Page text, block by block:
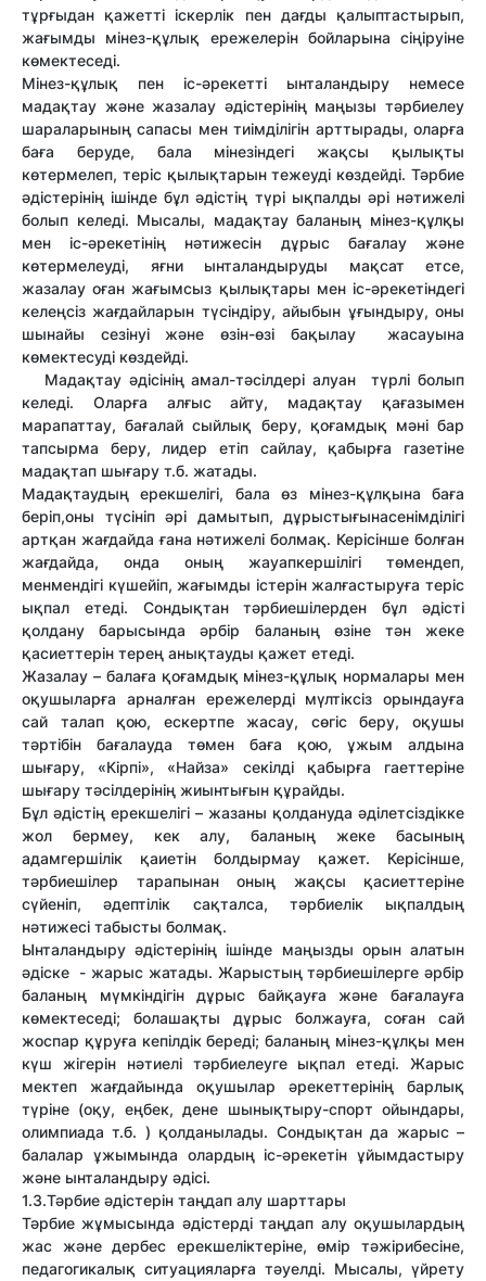
тұрғыдан қажетті іскерлік пен дағды қалыптастырып,
жағымды мінез-құлық ережелерін бойларына сіңіруіне
көмектеседі.
Мінез-құлық пен іс-әрекетті ынталандыру немесе
мадақтау және жазалау әдістерінің маңызы тәрбиелеу
шараларының сапасы мен тиімділігін арттырады, оларға
баға беруде, бала мінезіндегі жақсы қылықты
көтермелеп, теріс қылықтарын тежеуді көздейді. Тәрбие
әдістерінің ішінде бұл әдістің түрі ықпалды әрі нәтижелі
болып келеді. Мысалы, мадақтау баланың мінез-құлқы
мен іс-әрекетінің нәтижесін дұрыс бағалау және
көтермелеуді, яғни ынталандыруды мақсат етсе,
жазалау оған жағымсыз қылықтары мен іс-әрекетіндегі
келеңсіз жағдайларын түсіндіру, айыбын ұғындыру, оны
шынайы сезінуі және өзін-өзі бақылау жасауына
көмектесуді көздейді.
Мадақтау әдісінің амал-тәсілдері алуан түрлі болып
келеді. Оларға алғыс айту, мадақтау қағазымен
марапаттау, бағалай сыйлық беру, қоғамдық мәні бар
тапсырма беру, лидер етіп сайлау, қабырға газетіне
мадақтап шығару т.б. жатады.
Мадақтаудың ерекшелігі, бала өз мінез-құлқына баға
беріп,оны түсініп әрі дамытып, дұрыстығынасенімділігі
артқан жағдайда ғана нәтижелі болмақ. Керісінше болған
жағдайда, онда оның жауапкершілігі төмендеп,
менмендігі күшейіп, жағымды істерін жалғастыруға теріс
ықпал етеді. Сондықтан тәрбиешілерден бұл әдісті
қолдану барысында әрбір баланың өзіне тән жеке
қасиеттерін терең анықтауды қажет етеді.
Жазалау – балаға қоғамдық мінез-құлық нормалары мен
оқушыларға арналған ережелерді мүлтіксіз орындауға
сай талап қою, ескертпе жасау, сөгіс беру, оқушы
тәртібін бағалауда төмен баға қою, ұжым алдына
шығару, «Кірпі», «Найза» секілді қабырға гаеттеріне
шығару тәсілдерінің жиынтығын құрайды.
Бұл әдістің ерекшелігі – жазаны қолдануда әділетсіздікке
жол бермеу, кек алу, баланың жеке басының
адамгершілік қаиетін болдырмау қажет. Керісінше,
тәрбиешілер тарапынан оның жақсы қасиеттеріне
сүйеніп, әдептілік сақталса, тәрбиелік ықпалдың
нәтижесі табысты болмақ.
Ынталандыру әдістерінің ішінде маңызды орын алатын
әдіске - жарыс жатады. Жарыстың тәрбиешілерге әрбір
баланың мүмкіндігін дұрыс байқауға және бағалауға
көмектеседі; болашақты дұрыс болжауға, соған сай
жоспар құруға кепілдік береді; баланың мінез-құлқы мен
күш жігерін нәтиелі тәрбиелеуге ықпал етеді. Жарыс
мектеп жағдайында оқушылар әрекеттерінің барлық
түріне (оқу, еңбек, дене шынықтыру-спорт ойындары,
олимпиада т.б. ) қолданылады. Сондықтан да жарыс –
балалар ұжымында олардың іс-әрекетін ұйымдастыру
және ынталандыру әдісі.
1.3.Тәрбие әдістерін таңдап алу шарттары
Тәрбие жұмысында әдістерді таңдап алу оқушылардың
жас және дербес ерекшеліктеріне, өмір тәжірибесіне,
педагогикалық ситуацияларға тәуелді. Мысалы, үйрету